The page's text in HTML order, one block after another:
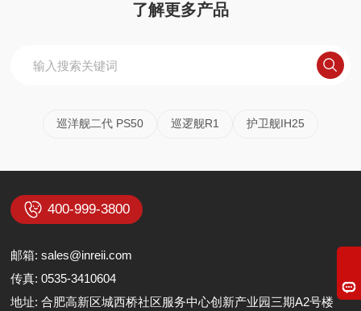
了解更多产品
巡洋舰二代 PS50 巡逻舰R1 护卫舰IH25
400-999-3800
邮箱:sales@inreii.com
传真: 0535-3410604
地址: 合肥高新区城西桥社区服务中心创新产业园三期A2号楼